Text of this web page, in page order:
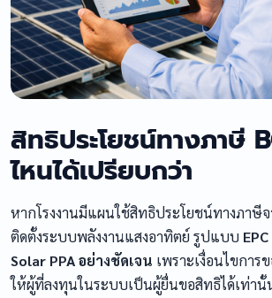
สิทธิประโยชน์ทางภาษี
ไหนได้เปรียบกว่า
หากโรงงานมีแผนใช้สิทธิประโยชน์ทางภาษี
ติดตั้งระบบพลังงานแสงอาทิตย์ รูปแบบ
Solar PPA อย่างชัดเจน เพราะเงื่อนไขการ
ให้ผู้ที่ลงทุนในระบบเป็นผู้ยื่นขอสิทธิได้เท่านั้